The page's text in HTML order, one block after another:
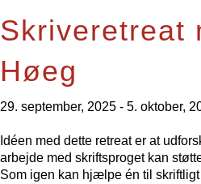
Skriveretreat
Høeg
29. september, 2025 - 5. oktober,
Idéen med dette retreat er at
arbejde med skriftsproget kan
Som igen kan hjælpe én til